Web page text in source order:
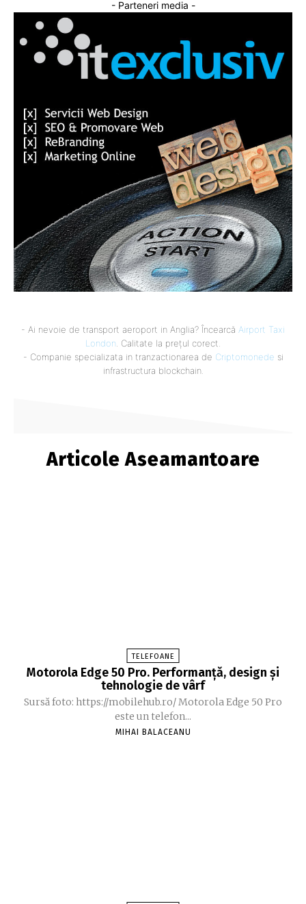
- Parteneri media -
- Ai nevoie de transport aeroport in Anglia? Încearcă Airport Taxi
London. Calitate la prețul corect.
- Companie specializata in tranzactionarea de Criptomonede si
infrastructura blockchain.
Articole Aseamantoare
TELEFOANE
Motorola Edge 50 Pro. Performanță, design și
tehnologie de vârf
Sursă foto: https://mobilehub.ro/ Motorola Edge 50 Pro
este un telefon...
MIHAI BALACEANU